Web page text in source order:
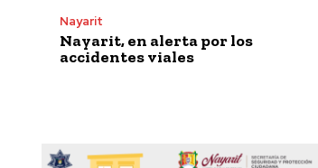
Nayarit
Nayarit, en alerta por los
accidentes viales